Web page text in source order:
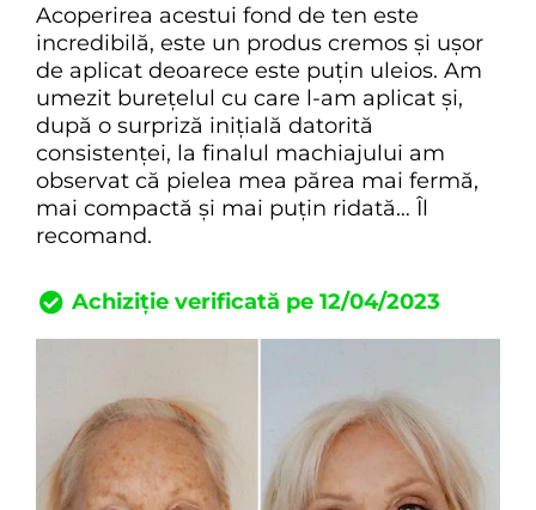
Acoperirea acestui fond de ten este
incredibilă, este un produs cremos și ușor
de aplicat deoarece este puțin uleios. Am
umezit burețelul cu care l-am aplicat și,
după o surpriză inițială datorită
consistenței, la finalul machiajului am
observat că pielea mea părea mai fermă,
mai compactă și mai puțin ridată… Îl
recomand.
Achiziție verificată pe 12/04/2023